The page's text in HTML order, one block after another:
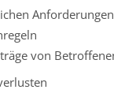
Anforderungen
von